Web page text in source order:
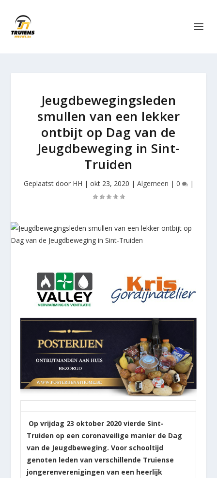
Jeugdbewegingsleden
smullen van een lekker
ontbijt op Dag van de
Jeugdbeweging in Sint-
Truiden
Geplaatst door HH | okt 23, 2020 | Algemeen | 0 |
Op vrijdag 23 oktober 2020 vierde Sint-
Truiden op een coronaveilige manier de Dag
van de Jeugdbeweging. Voor schooltijd
genoten leden van verschillende Truiense
jongerenverenigingen van een heerlijk